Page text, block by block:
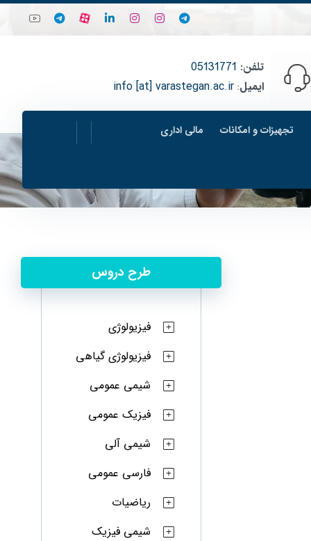
تلفن:
05131771
ایمیل:
info [at] varastegan.ac.ir
تجهیزات و امکانات مالی اداری
طرح دروس
فیزیولوژی
فیزیولوژی گیاهی
شیمی عمومی
فیزیک عمومی
شیمی آلی
فارسی عمومی
ریاضیات
شیمی فیزیک